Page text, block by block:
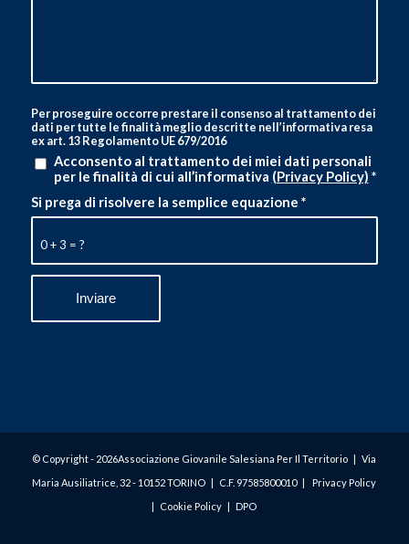
Per proseguire occorre prestare il consenso al trattamento dei
dati per tutte le finalità meglio descritte nell’informativa resa
ex art. 13 Regolamento UE 679/2016
Acconsento al trattamento dei miei dati personali
per le finalità di cui all’informativa (Privacy Policy) *
0 + 3 = ?
Si prega di risolvere la semplice equazione *
© Copyright - 2026Associazione Giovanile Salesiana Per Il Territorio | Via
Maria Ausiliatrice, 32 - 10152 TORINO | C.F. 97585800010 |
Privacy Policy
Cookie Policy DPO